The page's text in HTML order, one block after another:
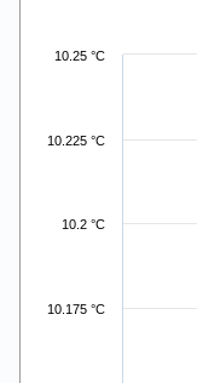
The chart has 1 X
The chart has 1 Y
10.175 °C
10.2 °C
10.225 °C
10.25 °C